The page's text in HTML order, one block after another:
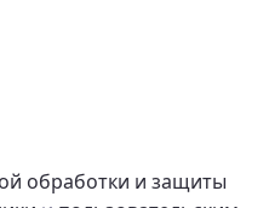
обработки и защиты